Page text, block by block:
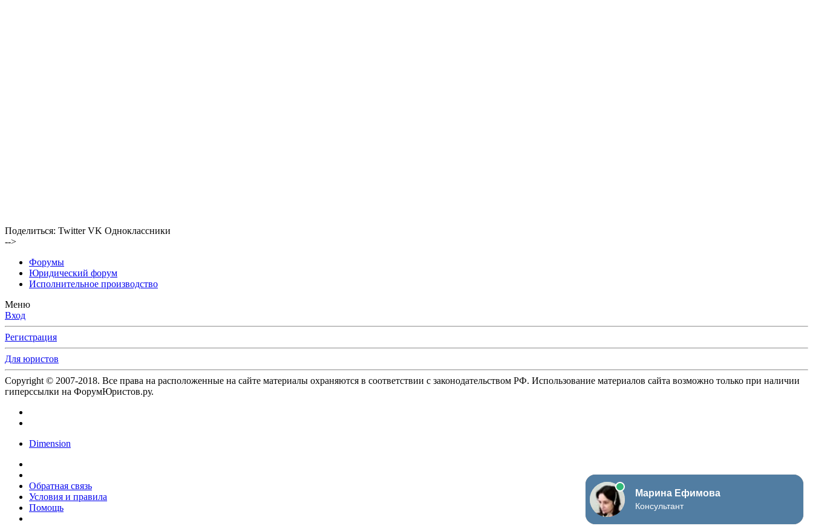
Поделиться: Twitter VK Одноклассники
-->
Форумы
Юридический форум
Исполнительное производство
Меню
Вход
Регистрация
Для юристов
Copyright © 2007-2018. Все права на расположенные на сайте материалы охраняются в соответствии с законодательством РФ. Использование материалов сайта возможно только при наличии
гиперссылки на ФорумЮристов.ру.
Dimension
Обратная связь
Условия и правила
Помощь